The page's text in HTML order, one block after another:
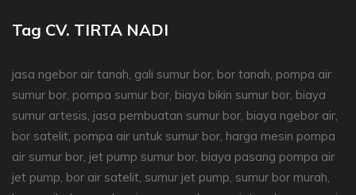
Tag CV. TIRTA NADI
jasa ngebor air tanah, gali sumur bor, bor tanah, pompa air
sumur bor, pompa sumur bor, biaya bikin sumur bor, biaya
sumur artesis, jasa pembuatan sumur bor, biaya ngebor air,
bor satelit, pompa air untuk sumur bor, harga mesin pompa
air sumur bor, jet pump sumur bor, biaya pasang pompa air
jet pump, bor air satelit, sumur jet pump, sumur bor murah,